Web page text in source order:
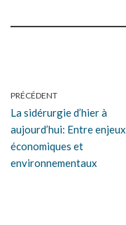
PRÉCÉDENT
La sidérurgie d’hier à
aujourd’hui: Entre enjeux
économiques et
environnementaux